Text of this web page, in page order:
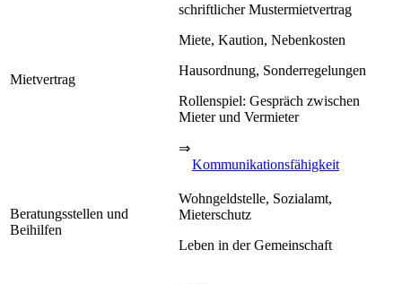
Mietvertrag
schriftlicher Mustermietvertrag
Miete, Kaution, Nebenkosten
Hausordnung, Sonderregelungen
Rollenspiel: Gespräch zwischen
Mieter und Vermieter
⇒
Kommunikationsfähigkeit
Beratungsstellen und
Beihilfen
Wohngeldstelle, Sozialamt,
Mieterschutz
Leben in der Gemeinschaft